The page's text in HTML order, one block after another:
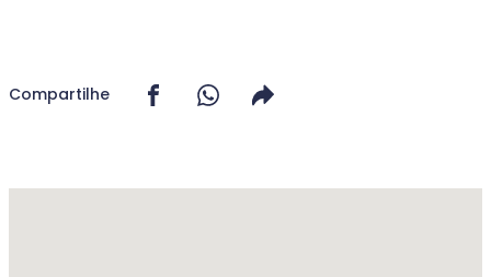
Compartilhe